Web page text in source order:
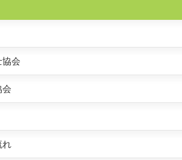
協会
会
れ